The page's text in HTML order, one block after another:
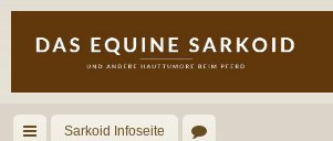
Sarkoid Infoseite